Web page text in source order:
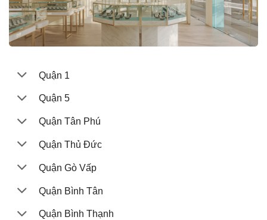
Quận 1
Quận 5
Quận Tân Phú
Quận Thủ Đức
Quận Gò Vấp
Quận Bình Tân
Quận Bình Thạnh